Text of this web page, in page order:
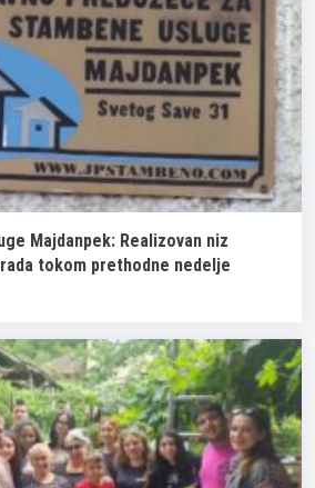
Majdanpek: Realizovan niz
tokom prethodne nedelje